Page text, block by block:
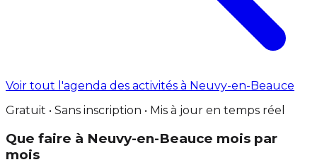
Voir tout l'agenda des activités à Neuvy-en-Beauce
Gratuit • Sans inscription • Mis à jour en temps réel
Que faire à Neuvy-en-Beauce mois par
mois